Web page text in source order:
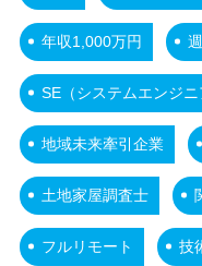
年収1,000万円
SE（システムエンジニ
地域未来牽引企業
土地家屋調査士
フルリモート 技